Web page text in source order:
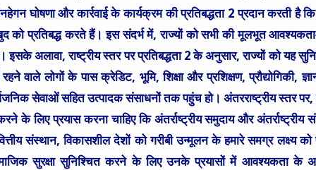
घोषणा और कार्रवाई के कार्यक्रम की प्रतिबद्धता 2 प्रदान करती है कि
को प्रतिबद्ध करते हैं। इस संदर्भ में, राज्यों को सभी की मूलभूत
इसके अलावा, राष्ट्रीय स्तर पर प्रतिबद्धता 2 के अनुसार, राज्यों को यह
वाले लोगों के पास क्रेडिट, भूमि, शिक्षा और प्रशिक्षण, प्रौद्योगिकी,
सेवाओं सहित उत्पादक संसाधनों तक पहुंच हो। अंतरराष्ट्रीय स्तर पर,
के लिए प्रयास करना चाहिए कि अंतर्राष्ट्रीय समुदाय और अंतर्राष्ट्रीय
संस्थान, विकासशील देशों को गरीबी उन्मूलन के हमारे समग्र लक्ष्य को
सुरक्षा सुनिश्चित करने के लिए उनके प्रयासों में आवश्यकता के